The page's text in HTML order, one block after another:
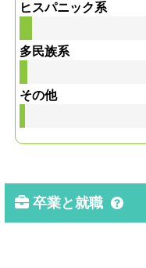
ヒスパニック系
多民族系
その他
卒業と就職